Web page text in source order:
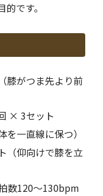
です。
膝がつま先より前
× 3セット
一直線に保つ）
（仰向けで膝を立
数120〜130bpm